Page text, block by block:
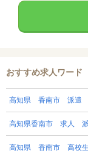
おすすめ求人ワード
高知県 香南市 派遣
高知県香南市 求人
高知県 香南市 高校